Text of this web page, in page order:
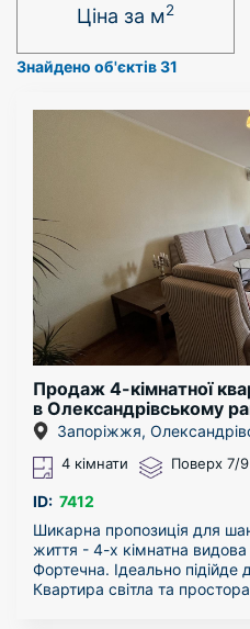
Ціна за м2
Знайдено об'єктів 31
Продаж 4-кімнатної
в Олександрівському
Запоріжжя,
4 кімнати Поверх 7/9
ID: 7412
Шикарна пропозиція для
життя - 4-х кімнатна видова
Фортечна. Ідеально підійде
Квартира світла та